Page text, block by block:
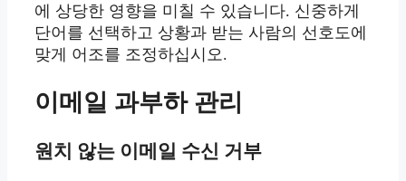
에 상당한 영향을 미칠 수 있습니다. 신중하게
단어를 선택하고 상황과 받는 사람의 선호도에
맞게 어조를 조정하십시오.
이메일 과부하 관리
원치 않는 이메일 수신 거부